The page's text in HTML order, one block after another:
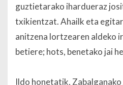
guztietarako ihardueraz
txikientzat. Ahailk eta
anitzena lortzearen aldeko
betiere; hots, benetako jai
Ildo honetatik,